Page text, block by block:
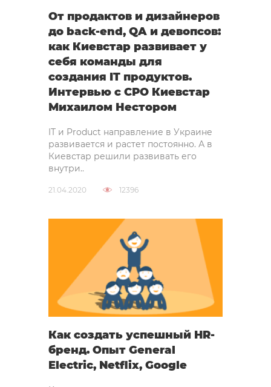
От продактов и дизайнеров
до back-end, QA и девопсов:
как Киевстар развивает у
себя команды для
создания IT продуктов.
Интервью с СРО Киевстар
Михаилом Нестором
IT и Product направление в Украине
развивается и растет постоянно. А в
Киевстар решили развивать его
внутри..
21.04.2020 12396
Как создать успешный HR-
бренд. Опыт General
Electric, Netflix, Google